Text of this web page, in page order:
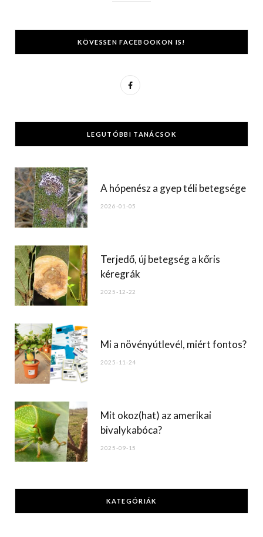
KÖVESSEN FACEBOOKON IS!
F
c
e
o
o
LEGUTÓBBI TANÁCSOK
A hópenész a gyep téli betegsége
2026-01-05
Terjedő, új betegség a kőris
kéregrák
2025-12-22
Mi a növényútlevél, miért fontos?
2025-11-24
Mit okoz(hat) az amerikai
bivalykabóca?
2025-09-15
KATEGÓRIÁK